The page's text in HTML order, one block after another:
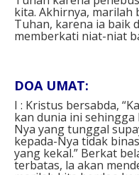
kita. Akhirnya, marilah
Tuhan, karena ia baik
memberkati niat-niat
DOA UMAT: ⁣
I : Kristus bersabda,
kan dunia ini
Nya yang tunggal
kepada-Nya tidak
yang kekal.” Berkat
terbatas, la akan